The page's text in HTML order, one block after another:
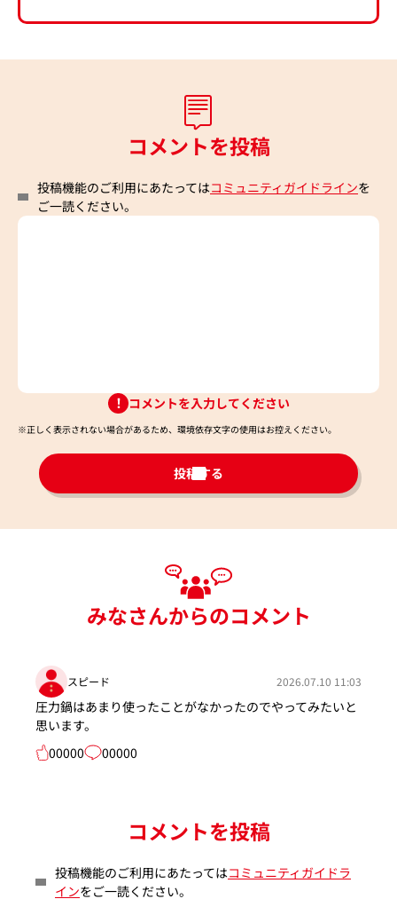
コメントを投稿
投稿機能のご利用にあたってはコミュニティガイドラインを
ご一読ください。
コメントを入力してください
※正しく表示されない場合があるため、環境依存文字の使用はお控えください。​
投稿する
みなさんからのコメント
スピード 2026.07.10 11:03
圧力鍋はあまり使ったことがなかったのでやってみたいと
思います。
00000
00000
コメントを投稿
投稿機能のご利用にあたってはコミュニティガイドラ
インをご一読ください。